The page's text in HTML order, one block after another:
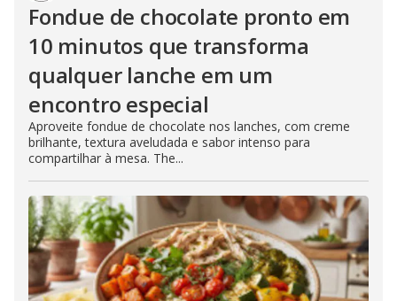
Fondue de chocolate pronto em
10 minutos que transforma
qualquer lanche em um
encontro especial
Aproveite fondue de chocolate nos lanches, com creme
brilhante, textura aveludada e sabor intenso para
compartilhar à mesa. The...